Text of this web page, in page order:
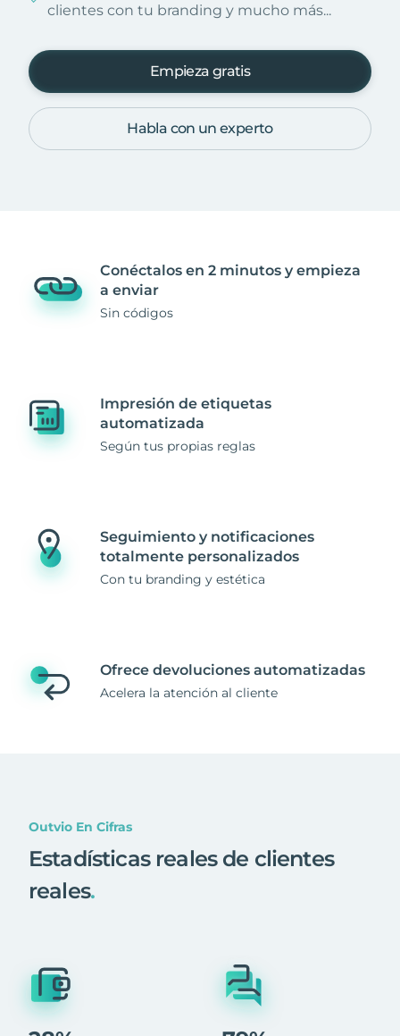
clientes con tu branding y mucho más...
Empieza gratis
Habla con un experto
Conéctalos en 2 minutos y empieza
a enviar
Sin códigos
Impresión de etiquetas
automatizada
Según tus propias reglas
Seguimiento y notificaciones
totalmente personalizados
Con tu branding y estética
Ofrece devoluciones automatizadas
Acelera la atención al cliente
Outvio En Cifras
Estadísticas reales de clientes
reales.